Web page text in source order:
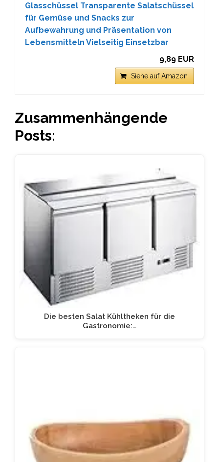
Glasschüssel Transparente Salatschüssel
für Gemüse und Snacks zur
Aufbewahrung und Präsentation von
Lebensmitteln Vielseitig Einsetzbar
9,89 EUR
Siehe auf Amazon
Zusammenhängende
Posts:
Die besten Salat Kühltheken für die
Gastronomie:…